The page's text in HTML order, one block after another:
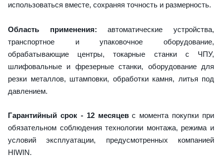
использоваться вместе, сохраняя точность и размерность.
Область применения: автоматические устройства,
транспортное и упаковочное оборудование,
обрабатывающие центры, токарные станки с ЧПУ,
шлифовальные и фрезерные станки, оборудование для
резки металлов, штамповки, обработки камня, литья под
давлением.
Гарантийный срок - 12 месяцевс момента покупки при
обязательном соблюдения технологии монтажа, режима и
условий эксплуатации, предусмотренных компанией
HIWIN.